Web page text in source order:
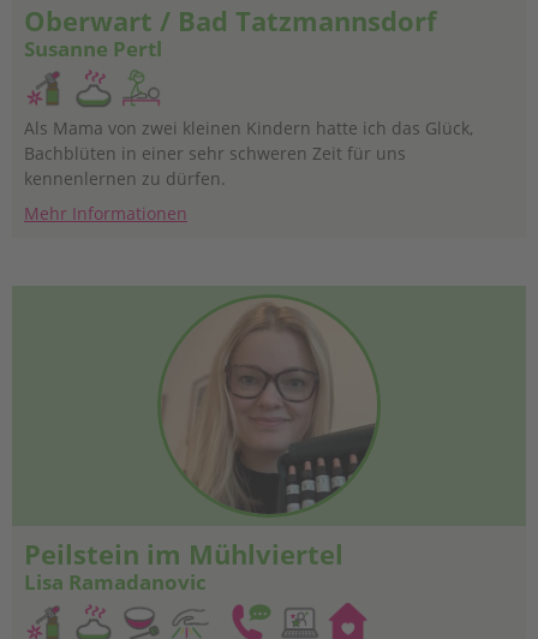
Oberwart / Bad Tatzmannsdorf
Susanne Pertl
Als Mama von zwei kleinen Kindern hatte ich das Glück,
Bachblüten in einer sehr schweren Zeit für uns
kennenlernen zu dürfen.
Mehr Informationen
Peilstein im Mühlviertel
Lisa Ramadanovic